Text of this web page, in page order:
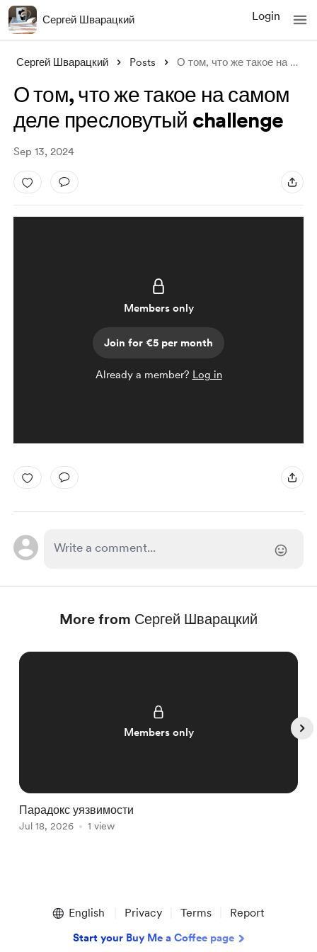
Сергей Шварацкий Login
Сергей Шварацкий Posts О том, что же такое на самом деле пресло
О том, что же такое на самом
деле пресловутый challenge
Sep 13, 2024
Members only
Join for €5 per month
Already a member? Log in
More from Сергей Шварацкий
Members only
Парадокс уязвимости
Jul 18, 2026 1 view
English Privacy Terms Report
Start your Buy Me a Coffee page